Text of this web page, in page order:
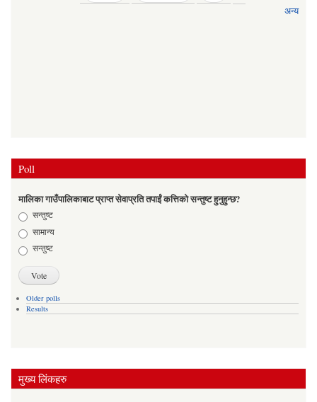
अन्य
Poll
मालिका गाउँपालिकाबाट प्राप्त सेवाप्रति तपाईं कत्तिको सन्तुष्ट हुनुहुन्छ?
Choices
सन्तुष्ट
सामान्य
सन्तुष्ट
Older polls
Results
मुख्य लिंकहरु